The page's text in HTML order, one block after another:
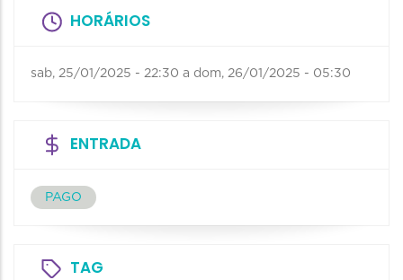
HORÁRIOS
sab, 25/01/2025 - 22:30 a dom, 26/01/2025 - 05:30
ENTRADA
PAGO
TAG